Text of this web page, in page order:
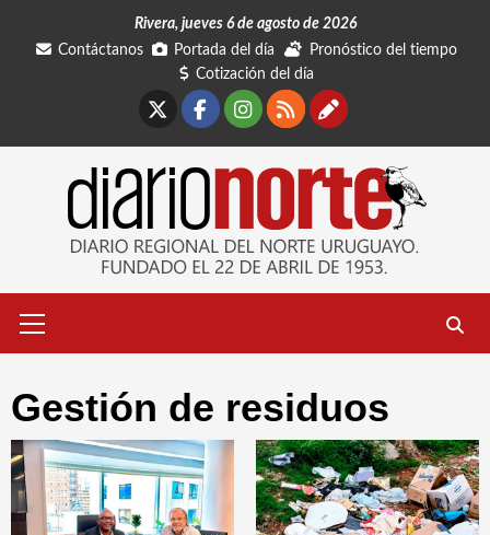
Rivera, jueves 6 de agosto de 2026
Contáctanos
Portada del día
Pronóstico del tiempo
Cotización del día
Facebook
Instagram
RSSContáctanos
primario
Gestión de residuos